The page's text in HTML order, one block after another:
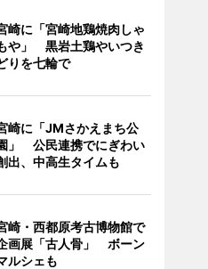
崎に「宮崎地鶏焼肉しゃ
や」 黒岩土鶏やいつき
りを七輪で
崎に「JMさかえまち公
」 公民連携でにぎわい
出、中高生タイムも
崎・西都原考古博物館で
画展「古人骨」 ボーン
ルシェも